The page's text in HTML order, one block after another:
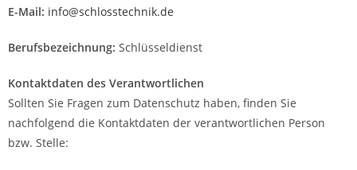
E-Mail: info@schlosstechnik.de
Berufsbezeichnung: Schlüsseldienst
Kontaktdaten des Verantwortlichen
Sollten Sie Fragen zum Datenschutz haben, finden Sie
nachfolgend die Kontaktdaten der verantwortlichen Person
bzw. Stelle: